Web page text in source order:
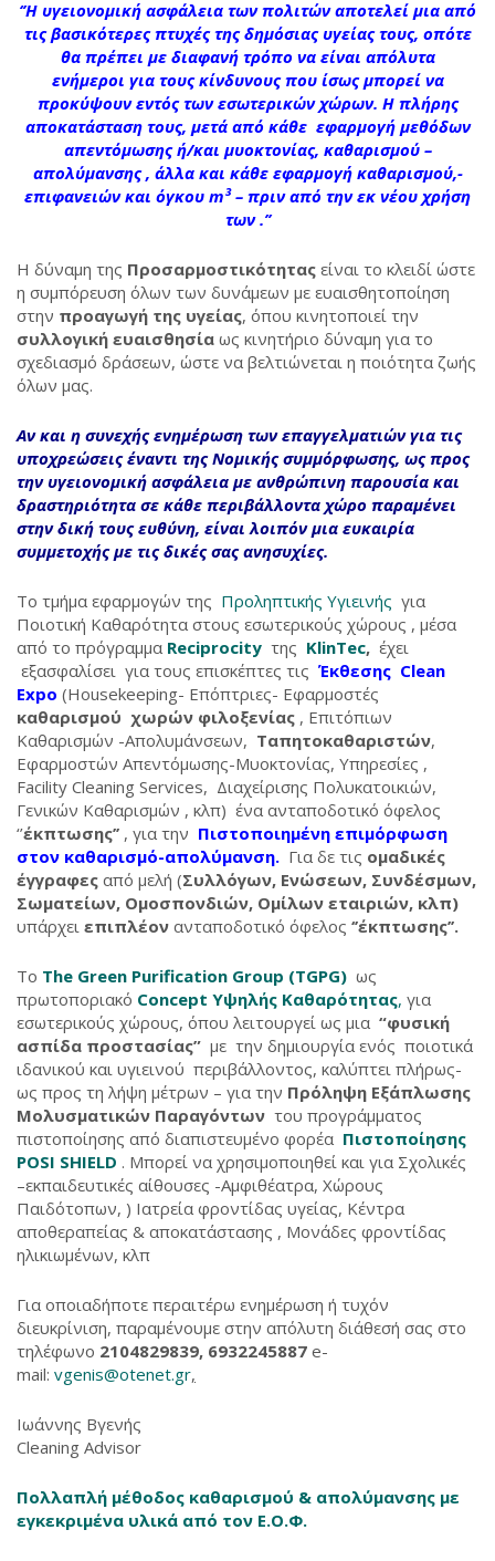
‘’Η υγειονομική ασφάλεια των πολιτών αποτελεί μια από
τις βασικότερες πτυχές της δημόσιας υγείας τους, οπότε
θα πρέπει µε διαφανή τρόπο να είναι απόλυτα
ενήμεροι για τους κίνδυνους που ίσως μπορεί να
προκύψουν εντός των εσωτερικών χώρων. Η πλήρης
αποκατάσταση τους, μετά από κάθε εφαρμογή μεθόδων
απεντόμωσης ή/και μυοκτονίας, καθαρισμού –
απολύμανσης, άλλα και κάθε εφαρμογή καθαρισμού,-
επιφανειών και όγκου m³ – πριν από την εκ νέου χρήση
των .’’
Η δύναμη της Προσαρμοστικότητας είναι το κλειδί ώστε
η συμπόρευση όλων των δυνάμεων με ευαισθητοποίηση
στην προαγωγή της υγείας, όπου κινητοποιεί την
συλλογική ευαισθησία ως κινητήριο δύναμη για το
σχεδιασμό δράσεων, ώστε να βελτιώνεται η ποιότητα ζωής
όλων μας.
Αν και η συνεχής ενημέρωση των επαγγελματιών για τις
υποχρεώσεις έναντι της Νομικής συμμόρφωσης, ως προς
την υγειονομική ασφάλεια με ανθρώπινη παρουσία και
δραστηριότητα σε κάθε περιβάλλοντα χώρο παραμένει
στην δική τους ευθύνη, είναι λοιπόν μια ευκαιρία
συμμετοχής με τις δικές σας ανησυχίες.
Το τμήμα εφαρμογών της Προληπτικής Υγιεινής για
Ποιοτική Καθαρότητα στους εσωτερικούς χώρους , μέσα
από το πρόγραμμα Reciprocity της KlinTec, έχει
εξασφαλίσει για τους επισκέπτες τις Έκθεσης Clean
Expo (Housekeeping- Επόπτριες- Εφαρμοστές
καθαρισμού χωρών φιλοξενίας , Επιτόπιων
Καθαρισμών -Απολυμάνσεων, Ταπητοκαθαριστών,
Εφαρμοστών Απεντόμωσης-Μυοκτονίας, Υπηρεσίες ,
Facility Cleaning Services, Διαχείρισης Πολυκατοικιών,
Γενικών Καθαρισμών , κλπ) ένα ανταποδοτικό όφελος
‘’έκπτωσης’’ , για την Πιστοποιημένη επιμόρφωση
στον καθαρισμό-απολύμανση. Για δε τις ομαδικές
έγγραφες από μελή (Συλλόγων, Ενώσεων, Συνδέσμων,
Σωματείων, Ομοσπονδιών, Ομίλων εταιριών, κλπ)
υπάρχει επιπλέον ανταποδοτικό όφελος ‘’έκπτωσης’’.
Το The Green Purification Group (TGPG) ως
πρωτοποριακό Concept Υψηλής Καθαρότητας, για
εσωτερικούς χώρους, όπου λειτουργεί ως μια “φυσική
ασπίδα προστασίας” με την δημιουργία ενός ποιοτικά
ιδανικού και υγιεινού περιβάλλοντος, καλύπτει πλήρως-
ως προς τη λήψη μέτρων – για την Πρόληψη Εξάπλωσης
Μολυσματικών Παραγόντων του προγράμματος
πιστοποίησης από διαπιστευμένο φορέα Πιστοποίησης
POSI SHIELD . Μπορεί να χρησιμοποιηθεί και για Σχολικές
–εκπαιδευτικές αίθουσες -Αμφιθέατρα, Χώρους
Παιδότοπων, ) Ιατρεία φροντίδας υγείας, Κέντρα
αποθεραπείας & αποκατάστασης , Μονάδες φροντίδας
ηλικιωμένων, κλπ
Για οποιαδήποτε περαιτέρω ενημέρωση ή τυχόν
διευκρίνιση, παραμένουμε στην απόλυτη διάθεσή σας στο
τηλέφωνο 2104829839, 6932245887 e-
mail: vgenis@otenet.gr,
Ιωάννης Βγενής
Cleaning Advisor
Πολλαπλή μέθοδος καθαρισμού & απολύμανσης με
εγκεκριμένα υλικά από τον Ε.Ο.Φ.